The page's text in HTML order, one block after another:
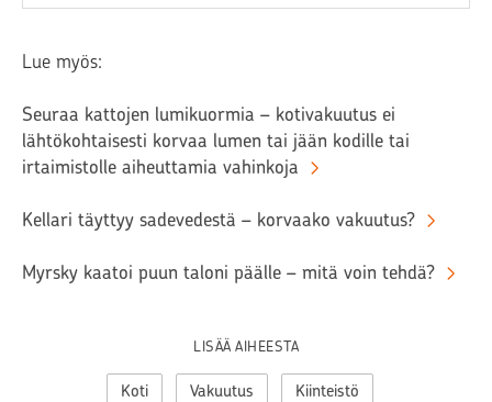
Lue myös:
Seuraa kattojen lumikuormia – kotivakuutus ei
lähtökohtaisesti korvaa lumen tai jään kodille tai
irtaimistolle aiheuttamia vahinkoja
Kellari täyttyy sadevedestä – korvaako vakuutus?
Myrsky kaatoi puun taloni päälle – mitä voin tehdä?
LISÄÄ AIHEESTA
Koti Vakuutus Kiinteistö